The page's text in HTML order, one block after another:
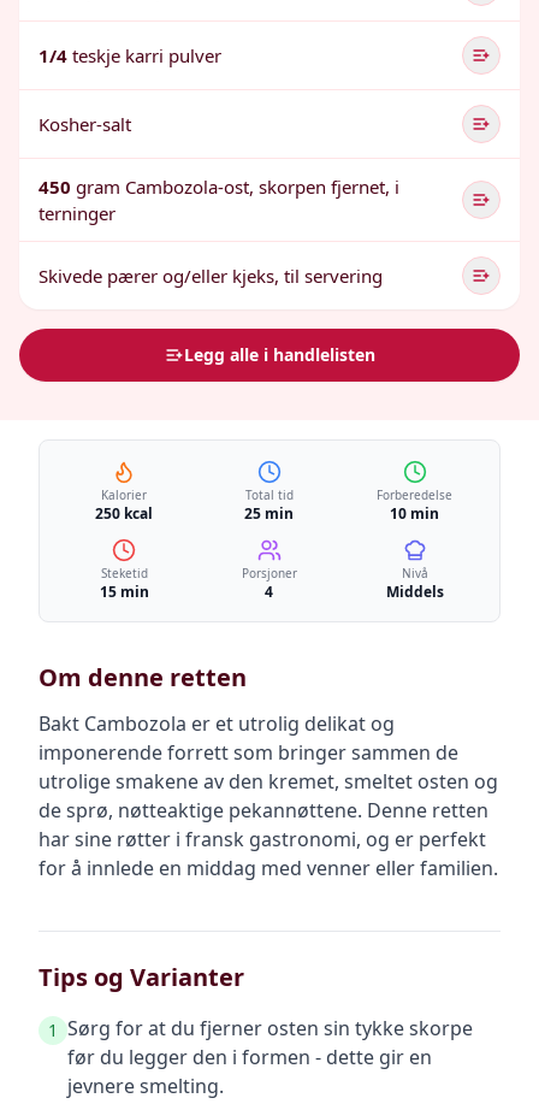
1/4 teskje karri pulver
Kosher-salt
450 gram Cambozola-ost, skorpen fjernet, i
terninger
Skivede pærer og/eller kjeks, til servering
Legg alle i handlelisten
Kalorier
250 kcal
Total tid
25 min
Forberedelse
10 min
Steketid
15 min
Porsjoner
4
Nivå
Middels
Om denne retten
Bakt Cambozola er et utrolig delikat og
imponerende forrett som bringer sammen de
utrolige smakene av den kremet, smeltet osten og
de sprø, nøtteaktige pekannøttene. Denne retten
har sine røtter i fransk gastronomi, og er perfekt
for å innlede en middag med venner eller familien.
Tips og Varianter
1 Sørg for at du fjerner osten sin tykke skorpe
før du legger den i formen - dette gir en
jevnere smelting.